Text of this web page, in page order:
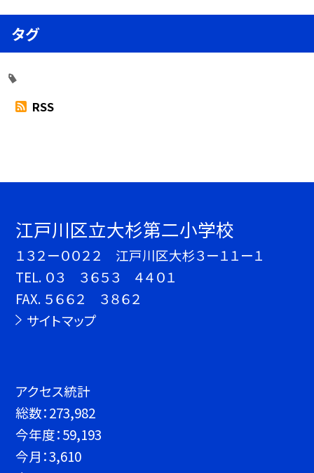
タグ
RSS
江戸川区立大杉第二小学校
１３２ー００２２ 江戸川区大杉３ー１１ー１
TEL. ０３ ３６５３ ４４０１
FAX. ５６６２ ３８６２
サイトマップ
アクセス統計
総数：273,982
今年度：59,193
今月：3,610